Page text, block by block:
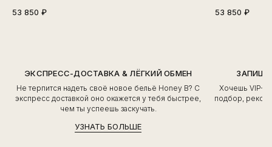
53 850 ₽ 53 850 ₽
ЭКСПРЕСС-ДОСТАВКА & ЛЁГКИЙ ОБМЕН
Не терпится надеть своё новое бельё Honey B? С
экспресс доставкой оно окажется у тебя быстрее,
чем ты успеешь заскучать.
УЗНАТЬ БОЛЬШЕ
Хочешь VIP-
подбор,